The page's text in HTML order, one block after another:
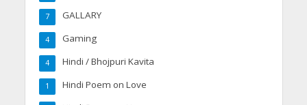
GALLARY
7
Gaming
4
Hindi / Bhojpuri Kavita
4
Hindi Poem on Love
1